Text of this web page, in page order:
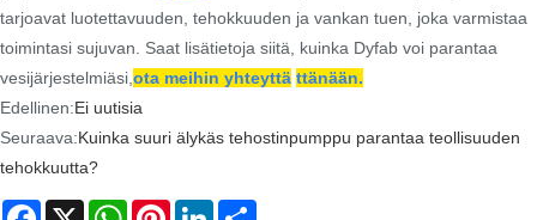
tarjoavat luotettavuuden, tehokkuuden ja vankan tuen, joka varmistaa
toimintasi sujuvan. Saat lisätietoja siitä, kuinka Dyfab voi parantaa
vesijärjestelmiäsi,ota meihin yhteyttä ttänään.
Edellinen:Ei uutisia
Seuraava:Kuinka suuri älykäs tehostinpumppu parantaa teollisuuden
tehokkuutta?
Facebook
X WhatsAppPinterestLinkedIn